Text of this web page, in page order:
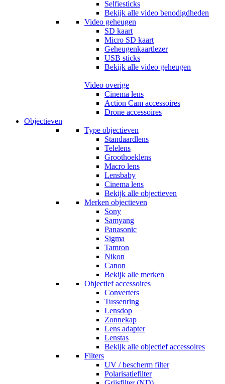
Selfiesticks
Bekijk alle video benodigdheden
Video geheugen
SD kaart
Micro SD kaart
Geheugenkaartlezer
USB sticks
Bekijk alle video geheugen
Video overige
Cinema lens
Action Cam accessoires
Drone accessoires
Objectieven
Type objectieven
Standaardlens
Telelens
Groothoeklens
Macro lens
Lensbaby
Cinema lens
Bekijk alle objectieven
Merken objectieven
Sony
Samyang
Panasonic
Sigma
Tamron
Nikon
Canon
Bekijk alle merken
Objectief accessoires
Converters
Tussenring
Lensdop
Zonnekap
Lens adapter
Lenstas
Bekijk alle objectief accessoires
Filters
UV / bescherm filter
Polarisatiefilter